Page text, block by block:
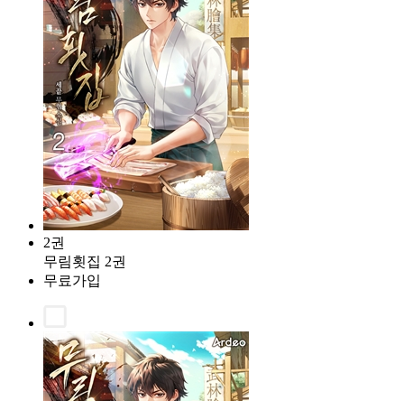
2권
무림횟집 2권
무료가입